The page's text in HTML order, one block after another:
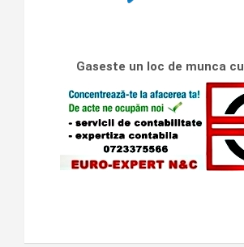
Gaseste un loc de munca cu